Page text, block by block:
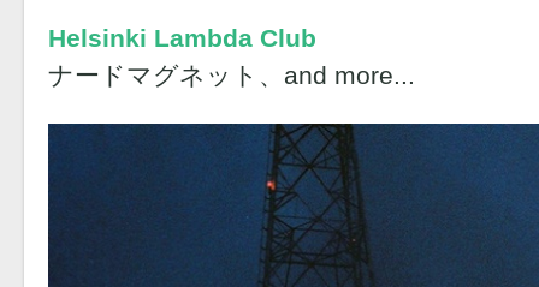
Helsinki Lambda Club
ナードマグネット、and more...